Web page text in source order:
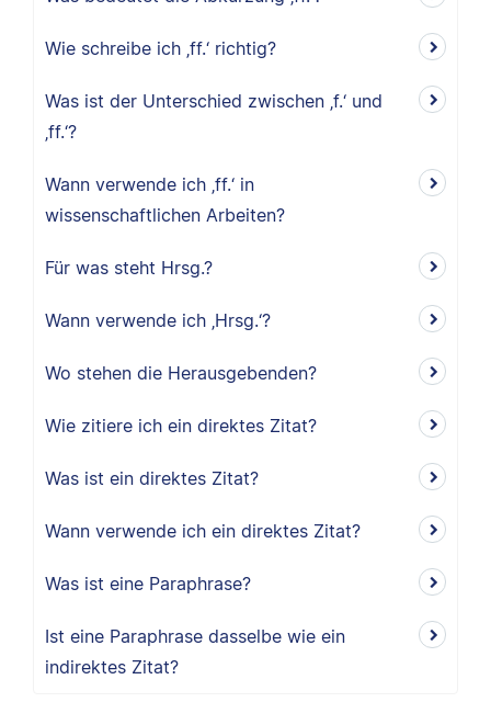
Wie schreibe ich ‚ff.‘ richtig?
Was ist der Unterschied zwischen ‚f.‘ und
‚ff.‘?
Wann verwende ich ‚ff.‘ in
wissenschaftlichen Arbeiten?
Für was steht Hrsg.?
Wann verwende ich ‚Hrsg.‘?
Wo stehen die Herausgebenden?
Wie zitiere ich ein direktes Zitat?
Was ist ein direktes Zitat?
Wann verwende ich ein direktes Zitat?
Was ist eine Paraphrase?
Ist eine Paraphrase dasselbe wie ein
indirektes Zitat?